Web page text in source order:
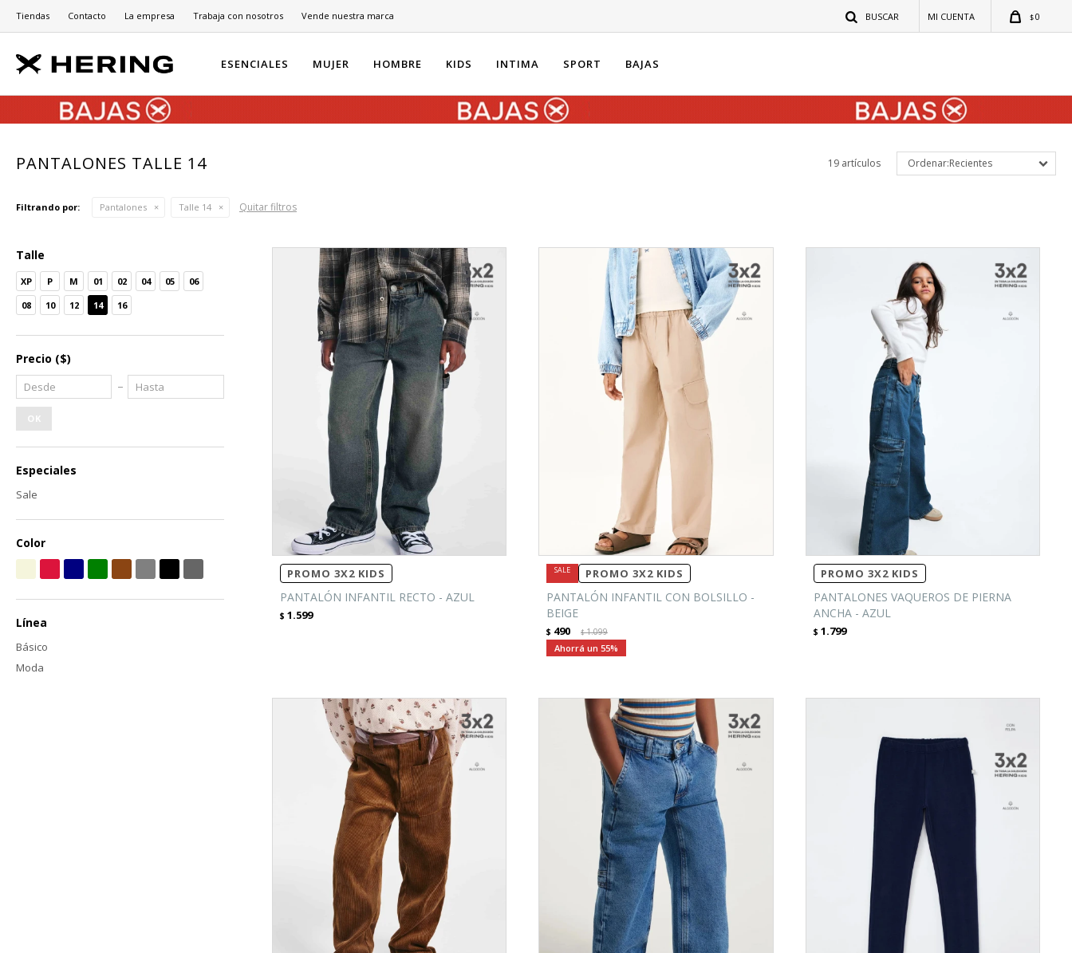
ESENCIALES MUJER HOMBRE KIDS INTIMA SPORT BAJAS
$0
Tiendas Contacto La empresa Trabaja con nosotros Vende nuestra marca
PANTALONES TALLE 14 19 artículos Recientes
Filtrando por: Pantalones Talle 14 Quitar filtros
PROMO 3X2 KIDS
PANTALÓN INFANTIL RECTO - AZUL
$ 1.599
PROMO 3X2 KIDS
PANTALÓN INFANTIL CON BOLSILLO -
BEIGE
$ 490 $1.099
55
PROMO 3X2 KIDS
PANTALONES VAQUEROS DE PIERNA
ANCHA - AZUL
$ 1.799
Talle
XP P M 01 02 04 05
06
08
10 12 14 16
Precio ($)
OK
Especiales
Sale
Color
Línea
Básico
Moda